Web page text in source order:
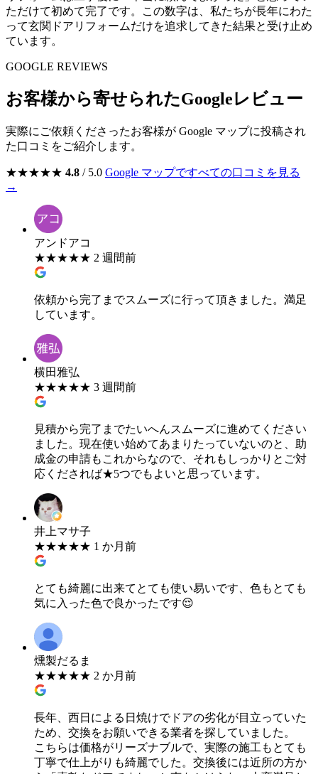
ただけて初めて完了です。この数字は、私たちが長年にわた
って玄関ドアリフォームだけを追求してきた結果と受け止め
ています。
GOOGLE REVIEWS
お客様から寄せられたGoogleレビュー
実際にご依頼くださったお客様が Google マップに投稿され
た口コミをご紹介します。
★★★★★ 4.8 / 5.0 Google マップですべての口コミを見る
→
アンドアコ
★★★★★ 2 週間前
依頼から完了までスムーズに行って頂きました。満足
しています。
横田雅弘
★★★★★ 3 週間前
見積から完了までたいへんスムーズに進めてください
ました。現在使い始めてあまりたっていないのと、助
成金の申請もこれからなので、それもしっかりとご対
応くだされば★5つでもよいと思っています。
井上マサ子
★★★★★ 1 か月前
とても綺麗に出来てとても使い易いです、色もとても
気に入った色で良かったです😌
燻製だるま
★★★★★ 2 か月前
長年、西日による日焼けでドアの劣化が目立っていた
ため、交換をお願いできる業者を探していました。
​こちらは価格がリーズナブルで、実際の施工もとても
丁寧で仕上がりも綺麗でした。交換後には近所の方か